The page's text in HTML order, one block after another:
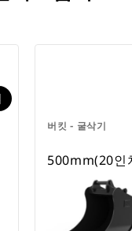
버킷 - 굴삭기
500mm(20인